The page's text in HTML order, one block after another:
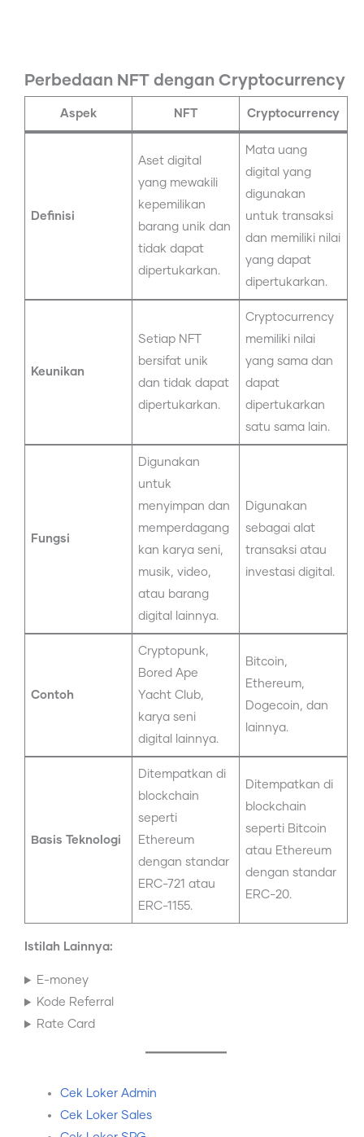
Perbedaan NFT dengan Cryptocurrency
Aspek NFT Cryptocurrency
Definisi
Aset digital
yang mewakili
kepemilikan
barang unik dan
tidak dapat
dipertukarkan.
Mata uang
digital yang
digunakan
untuk transaksi
dan memiliki nilai
yang dapat
dipertukarkan.
Keunikan
Setiap NFT
bersifat unik
dan tidak dapat
dipertukarkan.
Cryptocurrency
memiliki nilai
yang sama dan
dapat
dipertukarkan
satu sama lain.
Fungsi
Digunakan
untuk
menyimpan dan
memperdagang
kan karya seni,
musik, video,
atau barang
digital lainnya.
Digunakan
sebagai alat
transaksi atau
investasi digital.
Contoh
Cryptopunk,
Bored Ape
Yacht Club,
karya seni
digital lainnya.
Bitcoin,
Ethereum,
Dogecoin, dan
lainnya.
Basis Teknologi
Ditempatkan di
blockchain
seperti
Ethereum
dengan standar
ERC-721 atau
ERC-1155.
Ditempatkan di
blockchain
seperti Bitcoin
atau Ethereum
dengan standar
ERC-20.
Istilah Lainnya:
E-money
Kode Referral
Rate Card
Cek Loker Admin
Cek Loker Sales